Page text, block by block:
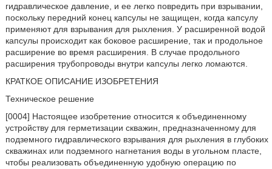
гидравлическое давление, и ее легко повредить при взрывании,
поскольку передний конец капсулы не защищен, когда капсулу
применяют для взрывания для рыхления. У расширенной водой
капсулы происходит как боковое расширение, так и продольное
расширение во время расширения. В случае продольного
расширения трубопроводы внутри капсулы легко ломаются.
КРАТКОЕ ОПИСАНИЕ ИЗОБРЕТЕНИЯ
Техническое решение
[0004] Настоящее изобретение относится к объединенному
устройству для герметизации скважин, предназначенному для
подземного гидравлического взрывания для рыхления в глубоких
скважинах или подземного нагнетания воды в угольном пласте,
чтобы реализовать объединенную удобную операцию по